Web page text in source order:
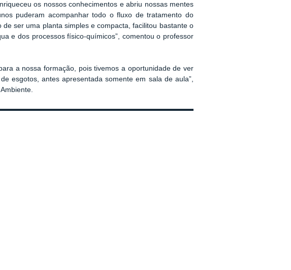
os nossos conhecimentos e abriu nossas mentes
puderam acompanhar todo o fluxo de tratamento do
ser uma planta simples e compacta, facilitou bastante o
e dos processos físico-químicos”, comentou o professor
a nossa formação, pois tivemos a oportunidade de ver
esgotos, antes apresentada somente em sala de aula”,